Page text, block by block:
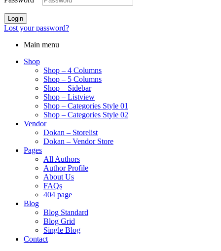
Login
Lost your password?
Main menu
Shop
Shop – 4 Columns
Shop – 5 Columns
Shop – Sidebar
Shop – Listview
Shop – Categories Style 01
Shop – Categories Style 02
Vendor
Dokan – Storelist
Dokan – Vendor Store
Pages
All Authors
Author Profile
About Us
FAQs
404 page
Blog
Blog Standard
Blog Grid
Single Blog
Contact